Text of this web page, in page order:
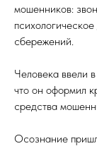
мошенников:
сбережений.
Человека ввели
что он оформил
средства
Осознание